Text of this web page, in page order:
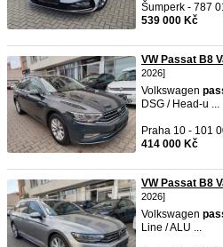
Šumperk - 787
539 000 Kč
VW Passat B8
2026]
Volkswagen
DSG / Head-u ...
Praha 10 - 101
414 000 Kč
VW Passat B8
2026]
Volkswagen
Line / ALU ...